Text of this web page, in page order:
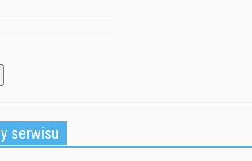
serwisu